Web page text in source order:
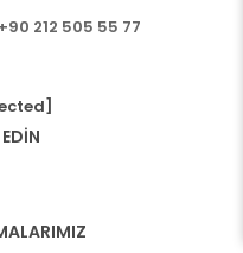
+90 212 505 55 77